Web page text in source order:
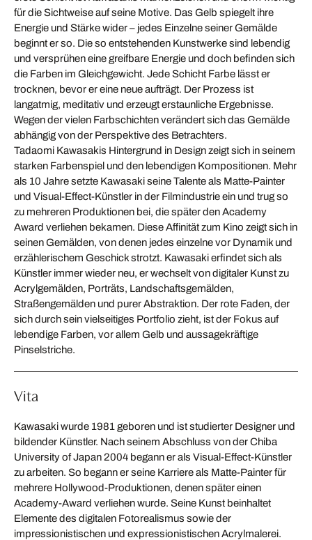
für die Sichtweise auf seine Motive. Das Gelb spiegelt ihre
Energie und Stärke wider – jedes Einzelne seiner Gemälde
beginnt er so. Die so entstehenden Kunstwerke sind lebendig
und versprühen eine greifbare Energie und doch befinden sich
die Farben im Gleichgewicht. Jede Schicht Farbe lässt er
trocknen, bevor er eine neue aufträgt. Der Prozess ist
langatmig, meditativ und erzeugt erstaunliche Ergebnisse.
Wegen der vielen Farbschichten verändert sich das Gemälde
abhängig von der Perspektive des Betrachters.
Tadaomi Kawasakis Hintergrund in Design zeigt sich in seinem
starken Farbenspiel und den lebendigen Kompositionen. Mehr
als 10 Jahre setzte Kawasaki seine Talente als Matte-Painter
und Visual-Effect-Künstler in der Filmindustrie ein und trug so
zu mehreren Produktionen bei, die später den Academy
Award verliehen bekamen. Diese Affinität zum Kino zeigt sich in
seinen Gemälden, von denen jedes einzelne vor Dynamik und
erzählerischem Geschick strotzt. Kawasaki erfindet sich als
Künstler immer wieder neu, er wechselt von digitaler Kunst zu
Acrylgemälden, Porträts, Landschaftsgemälden,
Straßengemälden und purer Abstraktion. Der rote Faden, der
sich durch sein vielseitiges Portfolio zieht, ist der Fokus auf
lebendige Farben, vor allem Gelb und aussagekräftige
Pinselstriche.
Vita
Kawasaki wurde 1981 geboren und ist studierter Designer und
bildender Künstler. Nach seinem Abschluss von der Chiba
University of Japan 2004 begann er als Visual-Effect-Künstler
zu arbeiten. So begann er seine Karriere als Matte-Painter für
mehrere Hollywood-Produktionen, denen später einen
Academy-Award verliehen wurde. Seine Kunst beinhaltet
Elemente des digitalen Fotorealismus sowie der
impressionistischen und expressionistischen Acrylmalerei.